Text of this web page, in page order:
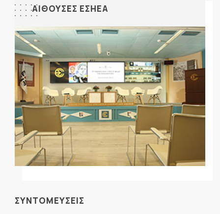
ΑΙΘΟΥΣΕΣ ΕΣΗΕΑ
ΣΥΝΤΟΜΕΥΣΕΙΣ